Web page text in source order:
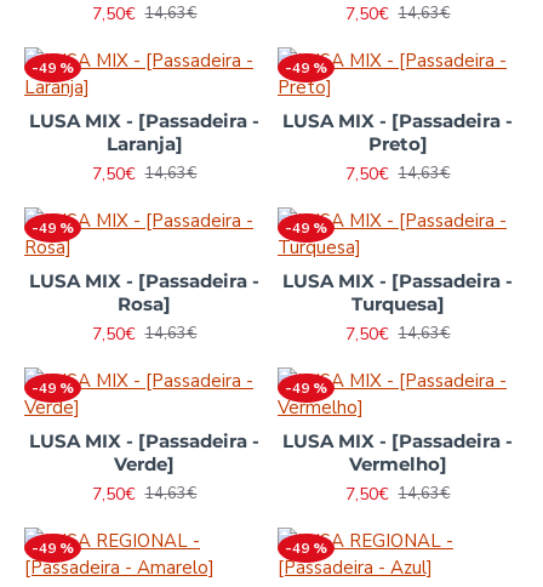
7,50€ 14,63€
7,50€ 14,63€
-49 %
LUSA MIX - [Passadeira -
Laranja]
7,50€ 14,63€
-49 %
LUSA MIX - [Passadeira -
Preto]
7,50€ 14,63€
-49 %
LUSA MIX - [Passadeira -
Rosa]
7,50€ 14,63€
-49 %
LUSA MIX - [Passadeira -
Turquesa]
7,50€ 14,63€
-49 %
LUSA MIX - [Passadeira -
Verde]
7,50€ 14,63€
-49 %
LUSA MIX - [Passadeira -
Vermelho]
7,50€ 14,63€
-49 % -49 %